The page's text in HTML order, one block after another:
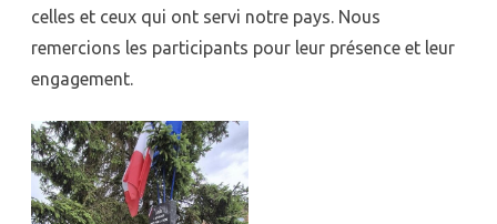
celles et ceux qui ont servi notre pays. Nous
remercions les participants pour leur présence et leur
engagement.